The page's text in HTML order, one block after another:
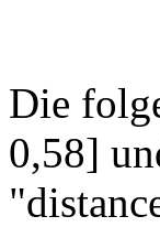
Die
0,58]